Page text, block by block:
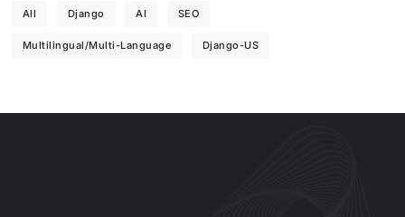
All Django AI SEO
Multilingual/Multi-Language Django-US